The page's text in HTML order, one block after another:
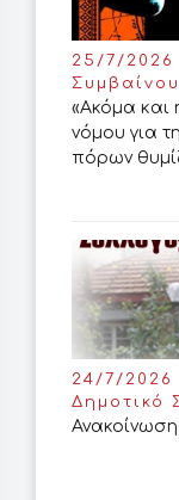
25/7/2026
«Ακόμα και
νόμου για
πόρων
24/7/2026
Δημοτικό